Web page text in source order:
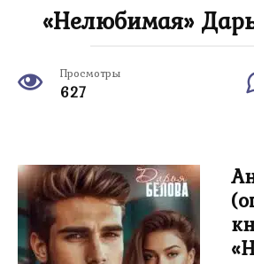
«Нелюбимая»
Просмотры
627